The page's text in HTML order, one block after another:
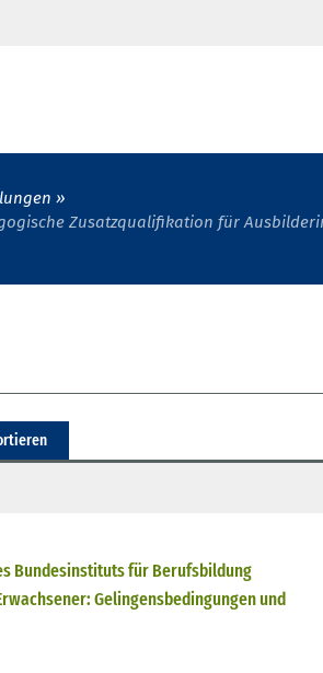
Zusatzqualifikation für
Bundesinstituts für Berufsbildung
Gelingensbedingungen und